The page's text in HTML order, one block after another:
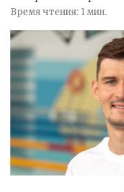
Время чтения: 1 мин.